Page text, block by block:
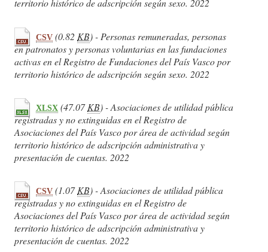
territorio histórico de adscripción según sexo. 2022
CSV (0.82 KB) - Personas remuneradas, personas
en patronatos y personas voluntarias en las fundaciones
activas en el Registro de Fundaciones del País Vasco por
territorio histórico de adscripción según sexo. 2022
XLSX (47.07KB) - Asociaciones de utilidad pública
registradas y no extinguidas en el Registro de
Asociaciones del País Vasco por área de actividad según
territorio histórico de adscripción administrativa y
presentación de cuentas. 2022
CSV (1.07KB) - Asociaciones de utilidad pública
registradas y no extinguidas en el Registro de
Asociaciones del País Vasco por área de actividad según
territorio histórico de adscripción administrativa y
presentación de cuentas. 2022